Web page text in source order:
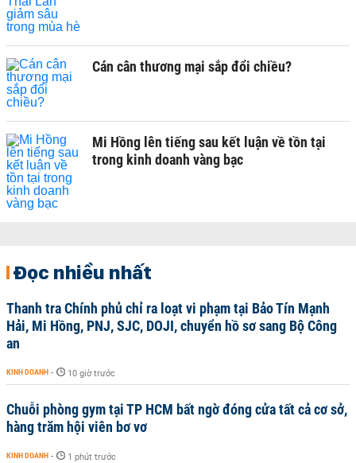
Cán cân thương mại sắp đổi chiều?
Mi Hồng lên tiếng sau kết luận về tồn tại
trong kinh doanh vàng bạc
Đọc nhiều nhất
Thanh tra Chính phủ chỉ ra loạt vi phạm tại Bảo Tín Mạnh
Hải, Mi Hồng, PNJ, SJC, DOJI, chuyển hồ sơ sang Bộ Công
an
KINH DOANH - 10 giờ trước
Chuỗi phòng gym tại TP HCM bất ngờ đóng cửa tất cả cơ sở,
hàng trăm hội viên bơ vơ
KINH DOANH - 1 phút trước